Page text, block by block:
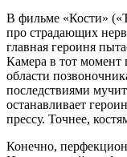
В фильме «Кости»
про страдающих
главная героиня
Камера в тот момент
области
последствиями
останавливает
прессу. Точнее,
Конечно,